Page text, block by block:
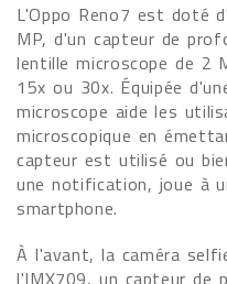
L'Oppo Reno7 est doté
MP, d'un capteur de
lentille microscope de 2
15x ou 30x. Équipée
microscope aide les
microscopique en
capteur est utilisé ou
une notification, joue à
smartphone.
À l'avant, la caméra
l'IMX709, un capteur de